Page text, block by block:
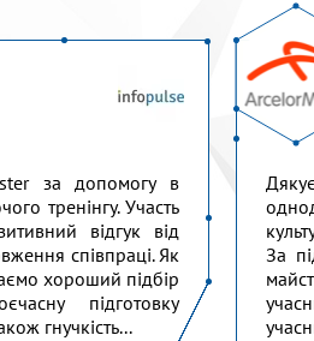
за допомогу в
тренінгу. Участь
відгук від
співпраці. Як
хороший підбір
підготовку
гнучкість...
За